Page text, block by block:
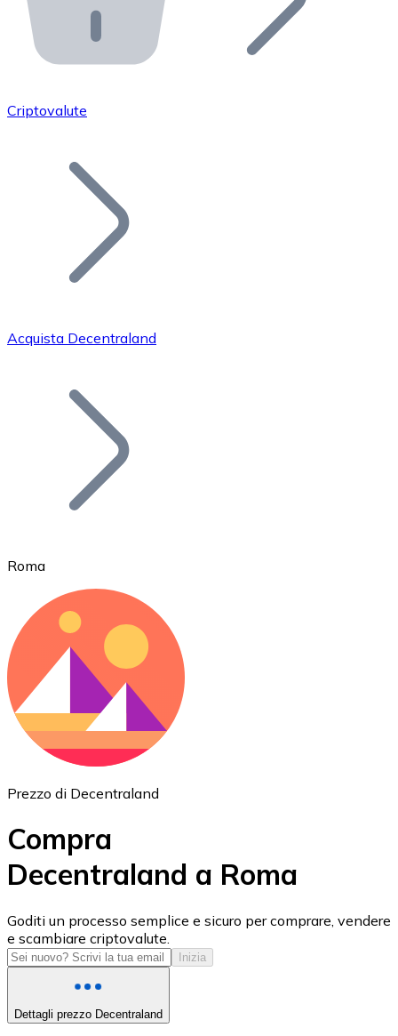
API Bitnovo
Integra la nostra API nel tuo ecosistema.
Unisciti alla nostra rete di rivenditori e
Aggiungi il token del tuo progetto al nostro servizio di
Bitcoin
Ethereum
USD Coin
USDC
Criptovalute
Acquista Decentraland
Roma
Prezzo di Decentraland
Compra
Decentraland a Roma
Goditi un processo semplice e sicuro per comprare, vendere
e scambiare criptovalute.
Inizia
Dettagli prezzo Decentraland